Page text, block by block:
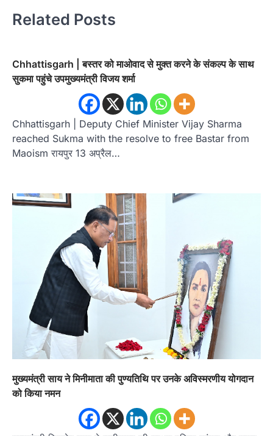
Related Posts
Chhattisgarh | बस्तर को माओवाद से मुक्त करने के संकल्प के साथ
सुकमा पहुंचे उपमुख्यमंत्री विजय शर्मा
Chhattisgarh | Deputy Chief Minister Vijay Sharma
reached Sukma with the resolve to free Bastar from
Maoism रायपुर 13 अप्रैल…
मुख्यमंत्री साय ने मिनीमाता की पुण्यतिथि पर उनके अविस्मरणीय योगदान
को किया नमन